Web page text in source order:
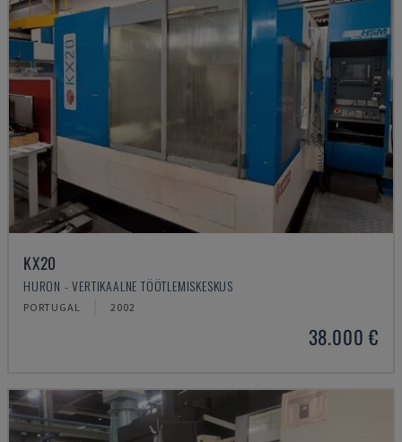
KX20
HURON - VERTIKAALNE TÖÖTLEMISKESKUS
PORTUGAL 2002
38.000 €